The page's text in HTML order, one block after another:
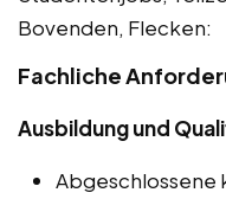
Bovenden, Flecken:
Fachliche
Ausbildung und
Abgeschlossene